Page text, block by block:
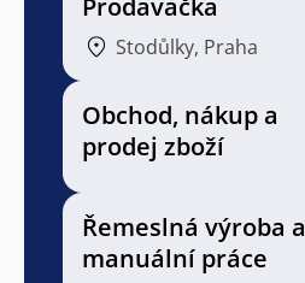
Prodavačka
Stodůlky, Praha
Obchod, nákup a
prodej zboží
Řemeslná výroba a
manuální práce